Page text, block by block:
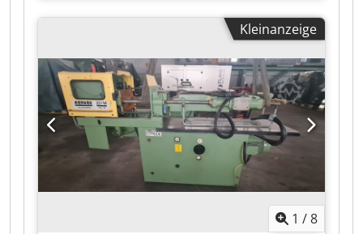
Eigengewicht: 10.100 kg, Reifengröße: 385/65
R22.5, 1. Achse: , 2. Achse: , 3. Achse: , Liftachse,
Übersicht aller verfügbaren Fahrzeuge finden
Sie auf unserer Website. Finanzierungsbedarf?
Wir bieten individuelle Finanzierungslösungen,
Full-Service-Verträge und Telematik-
Dienstleistungen an. Gerne beraten wir Sie
persönlich. Cedpfsztgppjx Af Asrf
Kleinanzeige
1 /8